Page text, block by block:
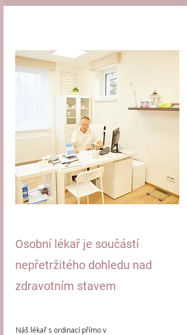
Osobní lékař je součástí
nepřetržitého dohledu nad
zdravotním stavem
Náš lékař s ordinací přímo v